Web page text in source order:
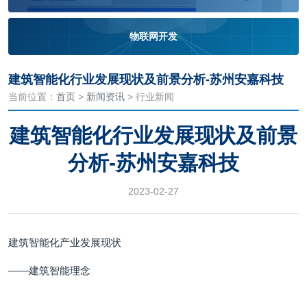
物联网开发
建筑智能化行业发展现状及前景分析-苏州安嘉科技
当前位置： 首页 > 新闻资讯 > 行业新闻
建筑智能化行业发展现状及前景
分析-苏州安嘉科技
2023-02-27
建筑智能化产业发展现状
——建筑智能理念